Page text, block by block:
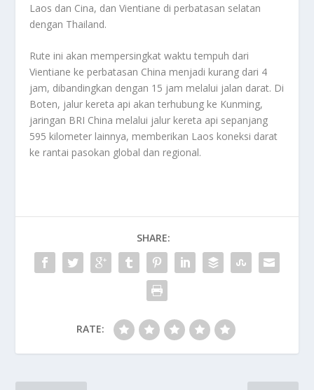
Laos dan Cina, dan Vientiane di perbatasan selatan
dengan Thailand.
Rute ini akan mempersingkat waktu tempuh dari
Vientiane ke perbatasan China menjadi kurang dari 4
jam, dibandingkan dengan 15 jam melalui jalan darat. Di
Boten, jalur kereta api akan terhubung ke Kunming,
jaringan BRI China melalui jalur kereta api sepanjang
595 kilometer lainnya, memberikan Laos koneksi darat
ke rantai pasokan global dan regional.
SHARE:
RATE: